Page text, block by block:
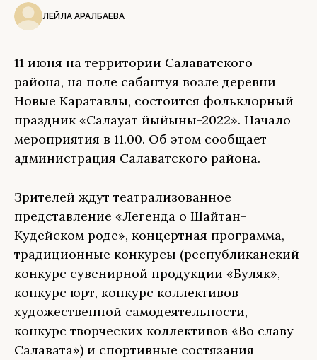
ЛЕЙЛА АРАЛБАЕВА
11 июня на территории Салаватского
района, на поле сабантуя возле деревни
Новые Каратавлы, состоится фольклорный
праздник «Салауат йыйыны-2022». Начало
мероприятия в 11.00. Об этом сообщает
администрация Салаватского района.
Зрителей ждут театрализованное
представление «Легенда о Шайтан-
Кудейском роде», концертная программа,
традиционные конкурсы (республиканский
конкурс сувенирной продукции «Буляк»,
конкурс юрт, конкурс коллективов
художественной самодеятельности,
конкурс творческих коллективов «Во славу
Салавата») и спортивные состязания